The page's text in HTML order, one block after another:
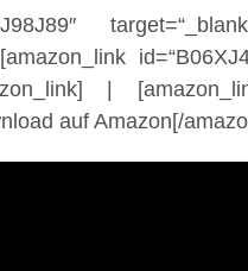
|
auf Amazon[/